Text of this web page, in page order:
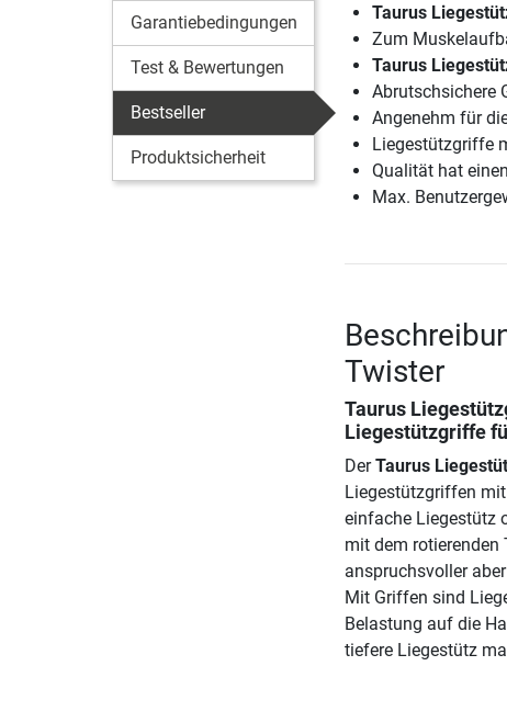
Garantiebedingungen
Test & Bewertungen
Bestseller
Produktsicherheit
Taurus
Zum
Taurus
Abrutschsichere
Angenehm für
Liegestützgriffe
Qualität hat
Max.
Twister
Taurus
Liegestützgriffe
DerTaurus
Liegestützgriffen
einfache Liegestütz
mit dem
anspruchsvoller
Mit Griffen sind
Belastung auf die
tiefere Liegestütz